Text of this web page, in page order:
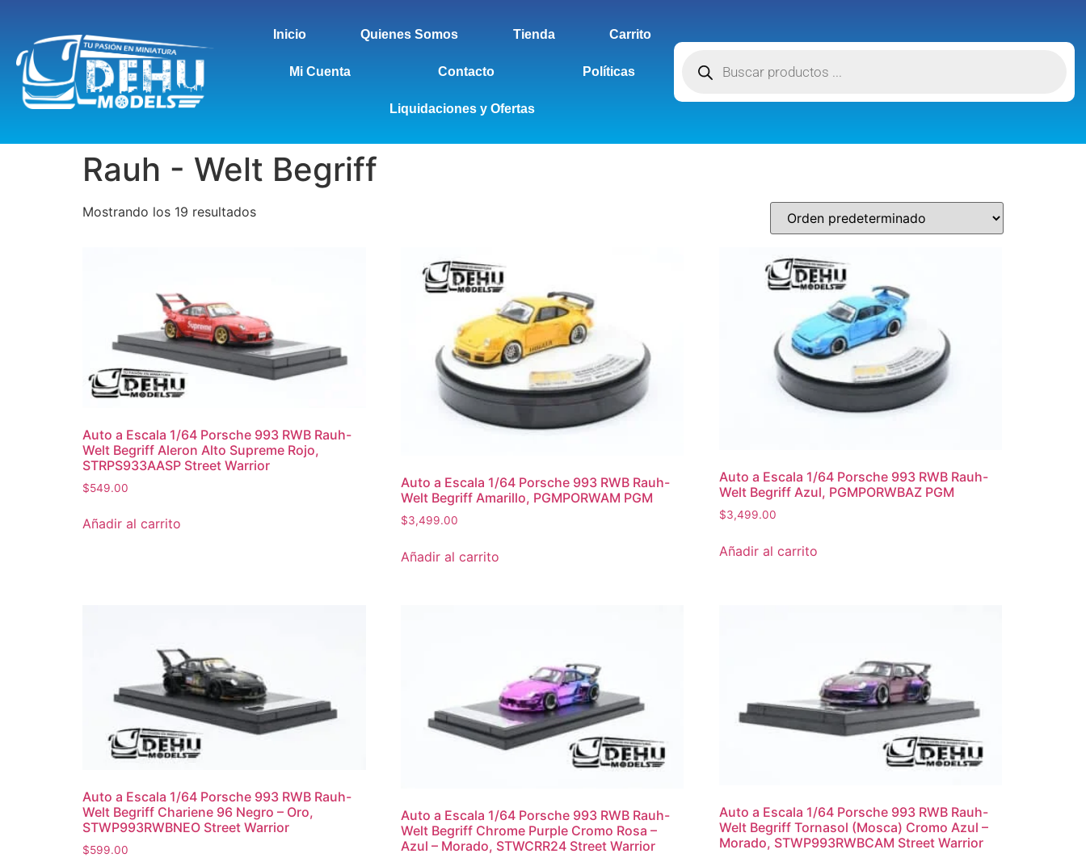
Inicio Quienes Somos Tienda Carrito
Mi Cuenta Contacto Políticas
Liquidaciones y Ofertas
Rauh - Welt Begriff
Mostrando los 19 resultados
Auto a Escala 1/64 Porsche 993 RWB Rauh-
Welt Begriff Aleron Alto Supreme Rojo,
STRPS933AASP Street Warrior
$549.00
Añadir al carrito
Auto a Escala 1/64 Porsche 993 RWB Rauh-
Welt Begriff Amarillo, PGMPORWAM PGM
$3,499.00
Añadir al carrito
Auto a Escala 1/64 Porsche 993 RWB Rauh-
Welt Begriff Azul, PGMPORWBAZ PGM
$3,499.00
Añadir al carrito
Auto a Escala 1/64 Porsche 993 RWB Rauh-
Welt Begriff Chariene 96 Negro – Oro,
STWP993RWBNEO Street Warrior
$599.00
Auto a Escala 1/64 Porsche 993 RWB Rauh-
Welt Begriff Chrome Purple Cromo Rosa –
Azul – Morado, STWCRR24 Street Warrior
Auto a Escala 1/64 Porsche 993 RWB Rauh-
Welt Begriff Tornasol (Mosca) Cromo Azul –
Morado, STWP993RWBCAM Street Warrior